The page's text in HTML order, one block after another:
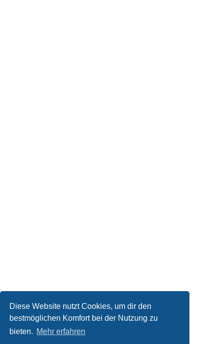
Diese Website nutzt Cookies, um dir den
bestmöglichen Komfort bei der Nutzung zu
bieten. Mehr erfahren